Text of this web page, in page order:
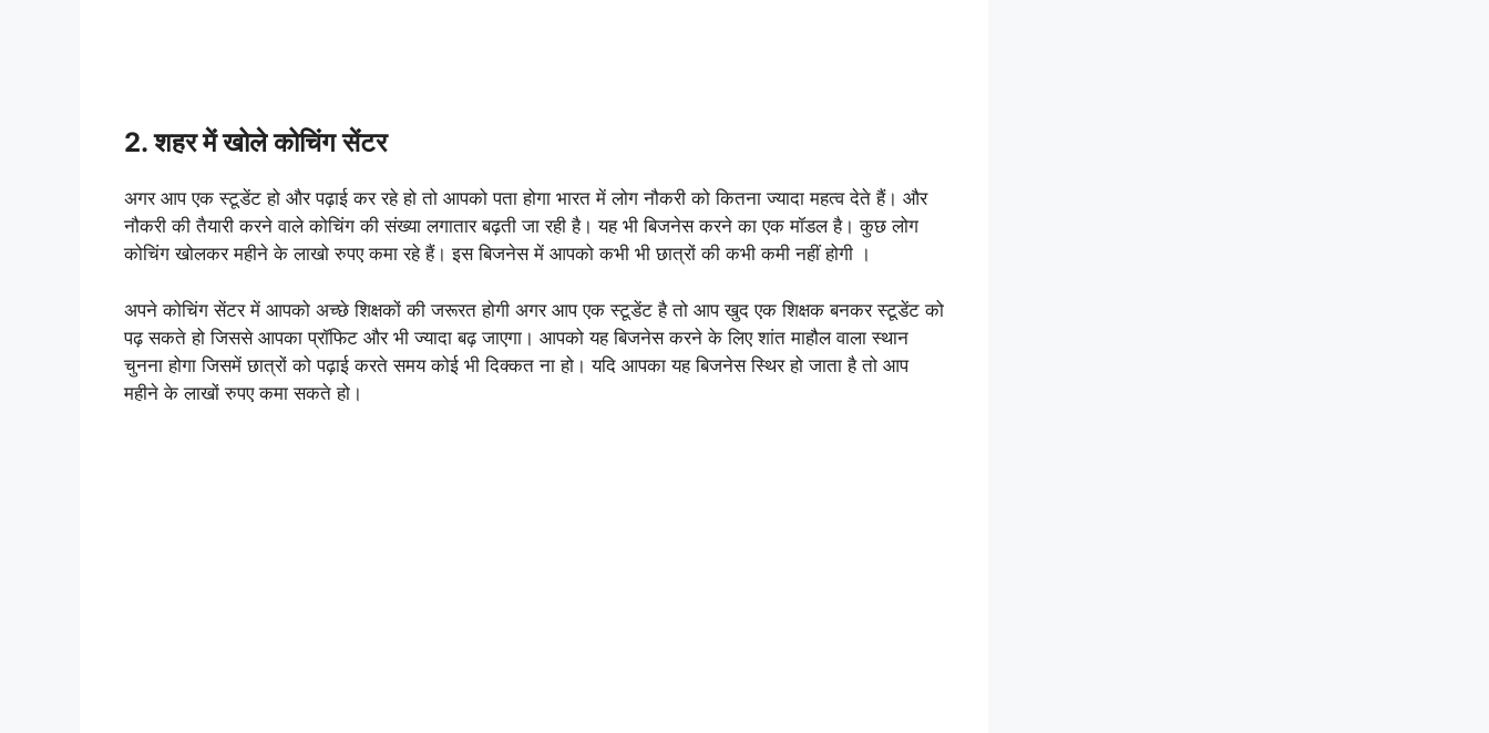
2. शहर में खोले कोचिंग सेंटर
अगर आप एक स्टूडेंट हो और पढ़ाई कर रहे हो तो आपको पता होगा भारत में लोग नौकरी को कितना ज्यादा महत्व देते हैं। और
नौकरी की तैयारी करने वाले कोचिंग की संख्या लगातार बढ़ती जा रही है। यह भी बिजनेस करने का एक मॉडल है। कुछ लोग
कोचिंग खोलकर महीने के लाखो रुपए कमा रहे हैं। इस बिजनेस में आपको कभी भी छात्रों की कभी कमी नहीं होगी ।
अपने कोचिंग सेंटर में आपको अच्छे शिक्षकों की जरूरत होगी अगर आप एक स्टूडेंट है तो आप खुद एक शिक्षक बनकर स्टूडेंट को
पढ़ सकते हो जिससे आपका प्रॉफिट और भी ज्यादा बढ़ जाएगा। आपको यह बिजनेस करने के लिए शांत माहौल वाला स्थान
चुनना होगा जिसमें छात्रों को पढ़ाई करते समय कोई भी दिक्कत ना हो। यदि आपका यह बिजनेस स्थिर हो जाता है तो आप
महीने के लाखों रुपए कमा सकते हो।